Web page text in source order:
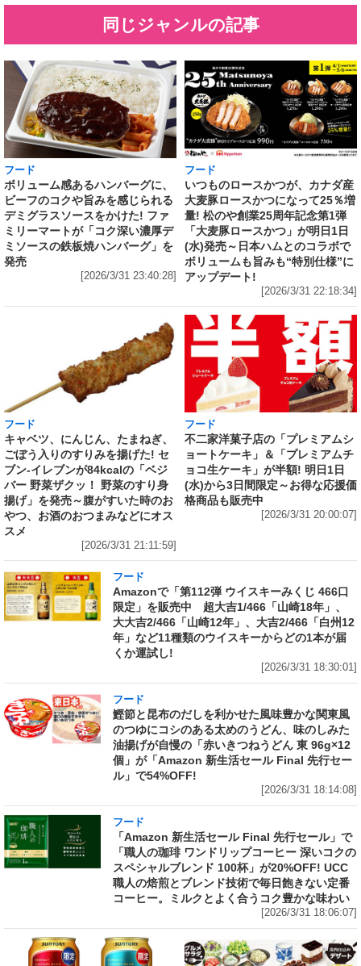
同じジャンルの記事
フード
ボリューム感あるハンバーグに、
ビーフのコクや旨みを感じられる
デミグラスソースをかけた! ファ
ミリーマートが「コク深い濃厚デ
ミソースの鉄板焼ハンバーグ」を
発売
[2026/3/31 23:40:28]
フード
いつものロースかつが、カナダ産
大麦豚ロースかつになって25％増
量! 松のや創業25周年記念第1弾
「大麦豚ロースかつ」が明日1日
(水)発売～日本ハムとのコラボで
ボリュームも旨みも“特別仕様”に
アップデート!
[2026/3/31 22:18:34]
フード
キャベツ、にんじん、たまねぎ、
ごぼう入りのすりみを揚げた! セ
ブン‐イレブンが84kcalの「ベジ
バー 野菜ザクッ！ 野菜のすり身
揚げ」を発売～腹がすいた時のお
やつ、お酒のおつまみなどにオス
スメ
[2026/3/31 21:11:59]
フード
不二家洋菓子店の「プレミアムシ
ョートケーキ」＆「プレミアムチ
ョコ生ケーキ」が半額! 明日1日
(水)から3日間限定～お得な応援価
格商品も販売中
[2026/3/31 20:00:07]
フード
Amazonで「第112弾 ウイスキーみくじ 466口
限定」を販売中 超大吉1/466「山崎18年」、
大大吉2/466「山崎12年」、大吉2/466「白州12
年」など11種類のウイスキーからどの1本が届
くか運試し!
[2026/3/31 18:30:01]
フード
鰹節と昆布のだしを利かせた風味豊かな関東風
のつゆにコシのある太めのうどん、味のしみた
油揚げが自慢の「赤いきつねうどん 東 96g×12
個」が「Amazon 新生活セール Final 先行セー
ル」で54%OFF!
[2026/3/31 18:14:08]
フード
「Amazon 新生活セール Final 先行セール」で
「職人の珈琲 ワンドリップコーヒー 深いコクの
スペシャルブレンド 100杯」が20%OFF! UCC
職人の焙煎とブレンド技術で毎日飽きない定番
コーヒー。ミルクとよく合うコク豊かな味わい
[2026/3/31 18:06:07]